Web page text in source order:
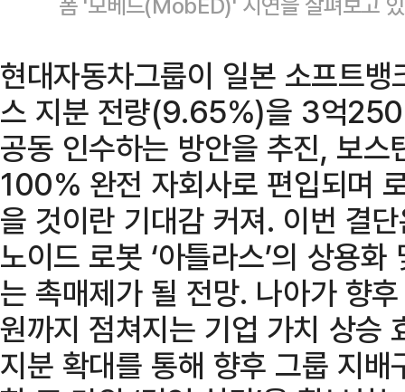
현대자동차그룹이 일본 소프트
스 지분 전량(9.65%)을 3억
공동 인수하는 방안을 추진, 보스
100% 완전 자회사로 편입되며
을 것이란 기대감 커져. 이번 결
노이드 로봇 ‘아틀라스’의 상용
는 촉매제가 될 전망. 나아가 향
원까지 점쳐지는 기업 가치 상승
지분 확대를 통해 향후 그룹 지